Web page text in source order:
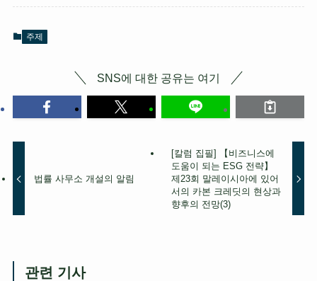
주제
SNS에 대한 공유는 여기
법률 사무소 개설의 알림
[칼럼 집필] 【비즈니스에
도움이 되는 ESG 전략】
제23회 말레이시아에 있어
서의 카본 크레딧의 현상과
향후의 전망(3)
관련 기사